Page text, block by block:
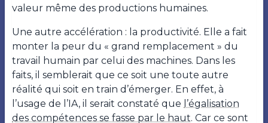
valeur même des productions humaines.
Une autre accélération : la productivité. Elle a fait
monter la peur du « grand remplacement » du
travail humain par celui des machines. Dans les
faits, il semblerait que ce soit une toute autre
réalité qui soit en train d’émerger. En effet, à
l’usage de l’IA, il serait constaté que l’égalisation
des compétences se fasse par le haut. Car ce sont